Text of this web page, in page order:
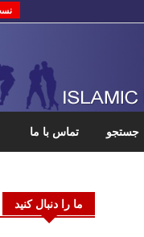
جستجو تماس با ما
ما را دنبال کنید